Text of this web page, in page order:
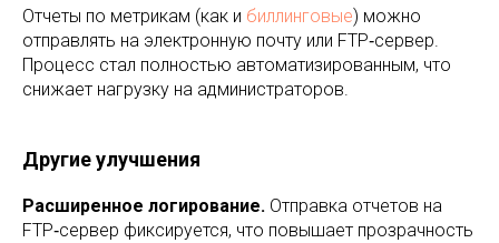
Отчеты по метрикам (как и биллинговые) можно
отправлять на электронную почту или FTP‑сервер.
Процесс стал полностью автоматизированным, что
снижает нагрузку на администраторов.
Другие улучшения
Расширенное логирование. Отправка отчетов на
FTP‑сервер фиксируется, что повышает прозрачность